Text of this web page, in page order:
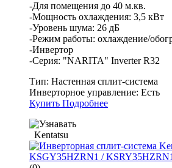
-Для помещения до 40 м.кв.
-Мощность охлаждения: 3,5 кВт
-Уровень шума: 26 дБ
-Режим работы: охлаждение/
-Инвертор
-Серия: "NARITA" Inverter R32
Тип: Настенная сплит-система
Инверторное управление: Есть
Купить Подробнее
Kentatsu